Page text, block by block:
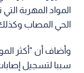
المواد المهربة
الحي المصاب وكذلك
وأضاف أن "أكثر
سببا لتسجيل